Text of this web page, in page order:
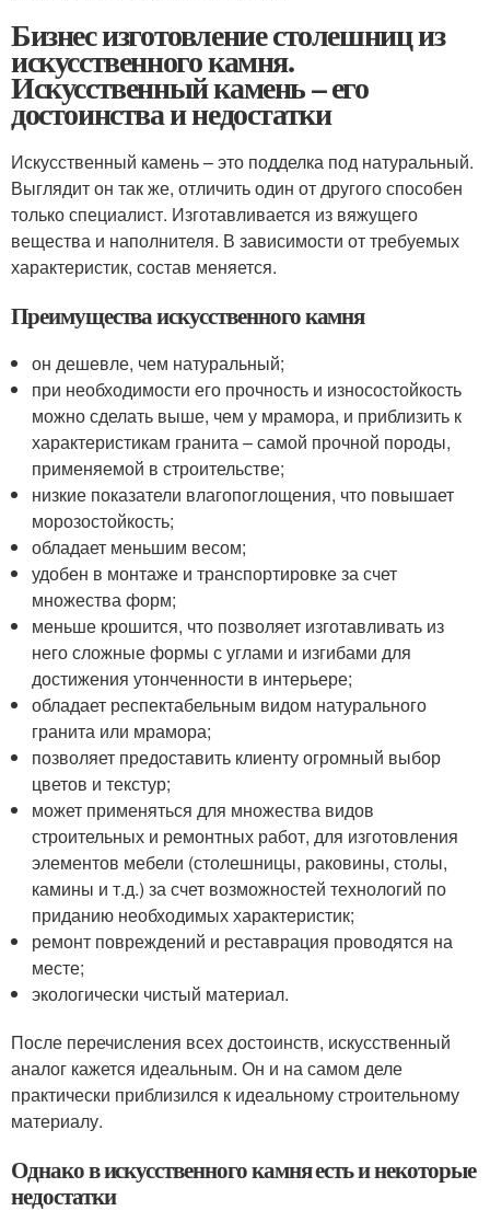
Бизнес изготовление столешниц из
искусственного камня.
Искусственный камень – его
достоинства и недостатки
Искусственный камень – это подделка под натуральный.
Выглядит он так же, отличить один от другого способен
только специалист. Изготавливается из вяжущего
вещества и наполнителя. В зависимости от требуемых
характеристик, состав меняется.
Преимущества искусственного камня
он дешевле, чем натуральный;
при необходимости его прочность и износостойкость
можно сделать выше, чем у мрамора, и приблизить к
характеристикам гранита – самой прочной породы,
применяемой в строительстве;
низкие показатели влагопоглощения, что повышает
морозостойкость;
обладает меньшим весом;
удобен в монтаже и транспортировке за счет
множества форм;
меньше крошится, что позволяет изготавливать из
него сложные формы с углами и изгибами для
достижения утонченности в интерьере;
обладает респектабельным видом натурального
гранита или мрамора;
позволяет предоставить клиенту огромный выбор
цветов и текстур;
может применяться для множества видов
строительных и ремонтных работ, для изготовления
элементов мебели (столешницы, раковины, столы,
камины и т.д.) за счет возможностей технологий по
приданию необходимых характеристик;
ремонт повреждений и реставрация проводятся на
месте;
экологически чистый материал.
После перечисления всех достоинств, искусственный
аналог кажется идеальным. Он и на самом деле
практически приблизился к идеальному строительному
материалу.
Однако в искусственного камня есть и некоторые
недостатки